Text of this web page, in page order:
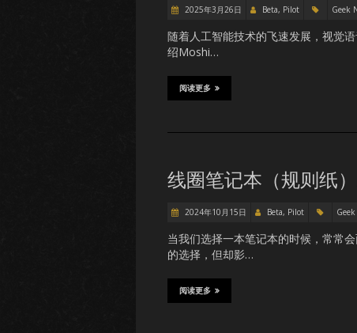
2025年3月26日 Beta, Pilot Geek
随着人工智能技术的飞速发展，视觉
绍Moshi…
阅读更多
线圈笔记本（规则纸
2024年10月15日 Beta, Pilot
当我们选择一本笔记本的时候，常常
的选择，但却影…
阅读更多